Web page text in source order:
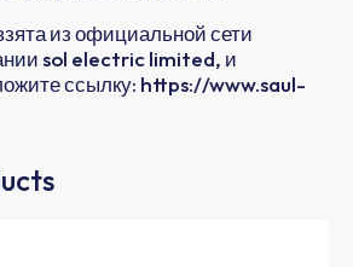
из официальной сети
sol electric limited, и
ссылку: https://www.saul-